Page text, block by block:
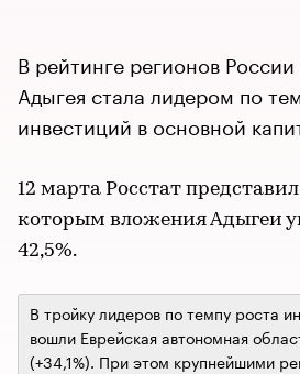
В рейтинге регионов России
Адыгея стала лидером по
инвестиций в основной
12 марта Росстат
которым вложения Адыгеи
42,5%.
В тройку лидеров по темпу роста
вошли Еврейская автономная
(+34,1%). При этом крупнейшими